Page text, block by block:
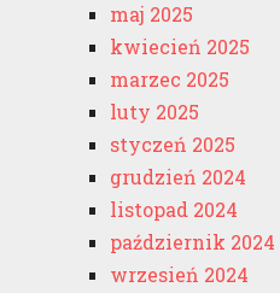
maj 2025
kwiecień 2025
marzec 2025
luty 2025
styczeń 2025
grudzień 2024
listopad 2024
październik 2024
wrzesień 2024